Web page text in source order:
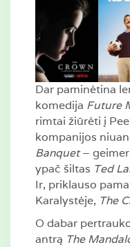
Dar paminėtina
komedija Future
rimtai žiūrėti į
kompanijos
Banquet–
ypač šiltas Ted
Ir, priklauso
Karalystėje, The
O dabar
antrą The